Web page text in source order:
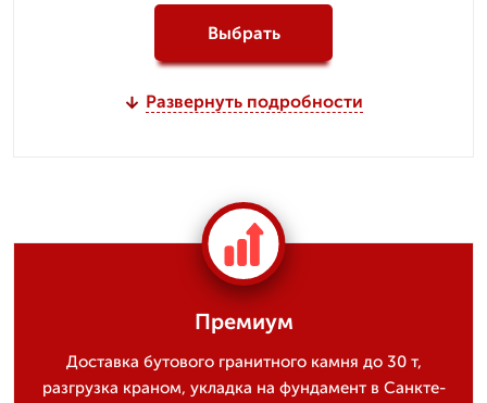
Выбрать
Развернуть подробности
Премиум
Доставка бутового гранитного камня до 30 т,
разгрузка краном, укладка на фундамент в Санкте-